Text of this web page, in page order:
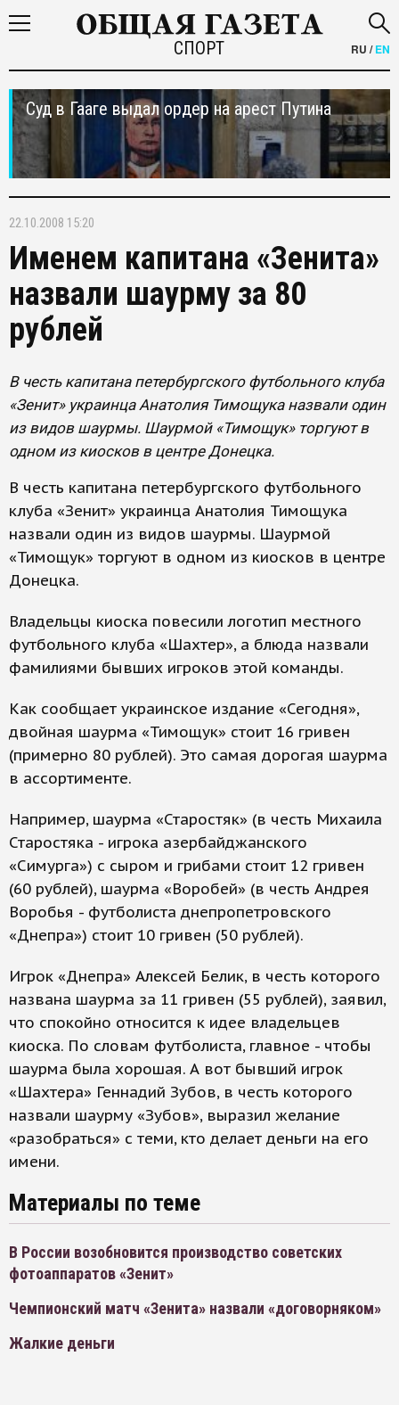
СПОРТ RU /EN
Суд в Гааге выдал ордер на арест Путина
22.10.2008 15:20
Именем капитана «Зенита»
назвали шаурму за 80
рублей
В честь капитана петербургского футбольного клуба
«Зенит» украинца Анатолия Тимощука назвали один
из видов шаурмы. Шаурмой «Тимощук» торгуют в
одном из киосков в центре Донецка.
В честь капитана петербургского футбольного
клуба «Зенит» украинца Анатолия Тимощука
назвали один из видов шаурмы. Шаурмой
«Тимощук» торгуют в одном из киосков в центре
Донецка.
Владельцы киоска повесили логотип местного
футбольного клуба «Шахтер», а блюда назвали
фамилиями бывших игроков этой команды.
Как сообщает украинское издание «Сегодня»,
двойная шаурма «Тимощук» стоит 16 гривен
(примерно 80 рублей). Это самая дорогая шаурма
в ассортименте.
Например, шаурма «Старостяк» (в честь Михаила
Старостяка - игрока азербайджанского
«Симурга») с сыром и грибами стоит 12 гривен
(60 рублей), шаурма «Воробей» (в честь Андрея
Воробья - футболиста днепропетровского
«Днепра») стоит 10 гривен (50 рублей).
Игрок «Днепра» Алексей Белик, в честь которого
названа шаурма за 11 гривен (55 рублей), заявил,
что спокойно относится к идее владельцев
киоска. По словам футболиста, главное - чтобы
шаурма была хорошая. А вот бывший игрок
«Шахтера» Геннадий Зубов, в честь которого
назвали шаурму «Зубов», выразил желание
«разобраться» с теми, кто делает деньги на его
имени.
Материалы по теме
В России возобновится производство советских
фотоаппаратов «Зенит»
Чемпионский матч «Зенита» назвали «договорняком»
Жалкие деньги